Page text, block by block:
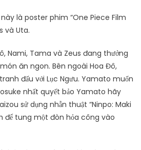
là poster phim “One Piece Film
và Uta.
Nami, Tama và Zeus đang thưởng
ăn ngon. Bên ngoài Hoa Đô,
đấu với Lục Ngưu. Yamato muốn
nhất quyết bảo Yamato hãy
sử dụng nhẫn thuật “Ninpo: Maki
để tung một đòn hỏa công vào